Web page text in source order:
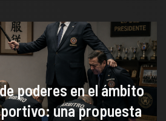
poderes en el ámbito
una propuesta